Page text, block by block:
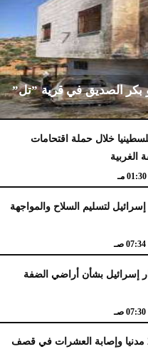
بكر الصديق في قرية ”تل”
يعتقل 15 فلسطينيا خلال حملة اقتحامات
الغربية
01:30 مـ
لتسليم السلاح والمواجهة
07:34 صـ
إسرائيل بشأن أراضي الضفة
07:30 صـ
السودان .. مقتل 28 مدنيا وإصابة العشرات في قصف